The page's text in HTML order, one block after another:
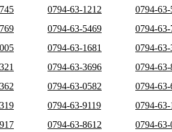
0794-63-1212 0794-
0794-63-5469 0794-63-
0794-63-1681 0794-
0794-63-3696 0794-63-
0794-63-0582 0794-63-
0794-63-9119 0794-63-
0794-63-8612 0794-63-